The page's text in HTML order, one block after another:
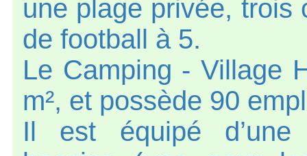
une plage privée, trois
de football à 5.
Le Camping - Village
m², et possède 90
Il est équipé d’une